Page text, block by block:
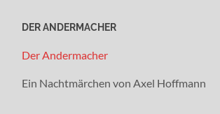
DER ANDERMACHER
Der Andermacher
Ein Nachtmärchen von Axel Hoffmann